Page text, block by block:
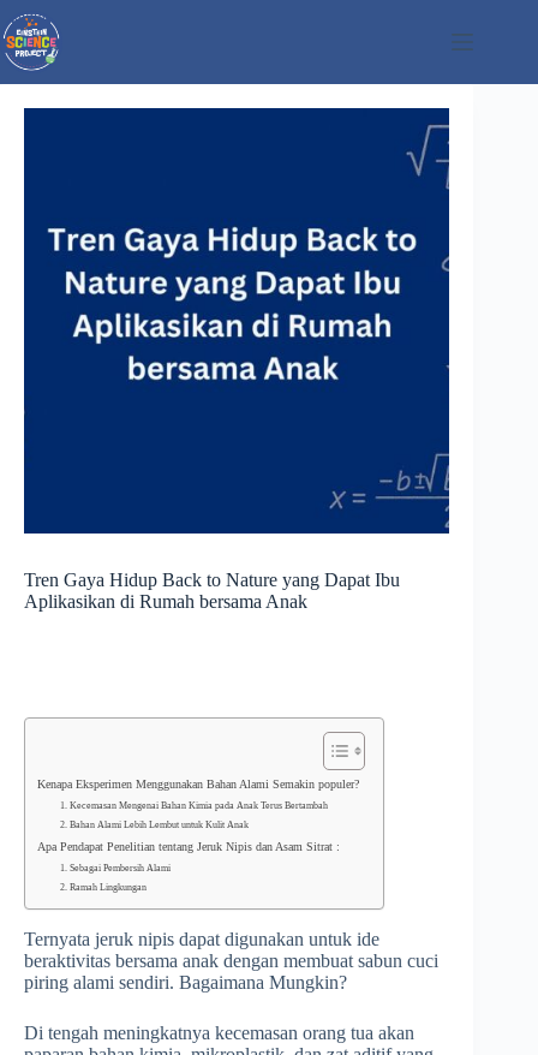
Tren Gaya Hidup Back to Nature yang Dapat Ibu
Aplikasikan di Rumah bersama Anak
Kenapa Eksperimen Menggunakan Bahan Alami Semakin populer?
1. Kecemasan Mengenai Bahan Kimia pada Anak Terus Bertambah
2. Bahan Alami Lebih Lembut untuk Kulit Anak
Apa Pendapat Penelitian tentang Jeruk Nipis dan Asam Sitrat :
1. Sebagai Pembersih Alami
2. Ramah Lingkungan
Ternyata jeruk nipis dapat digunakan untuk ide
beraktivitas bersama anak dengan membuat sabun cuci
piring alami sendiri. Bagaimana Mungkin?
Di tengah meningkatnya kecemasan orang tua akan